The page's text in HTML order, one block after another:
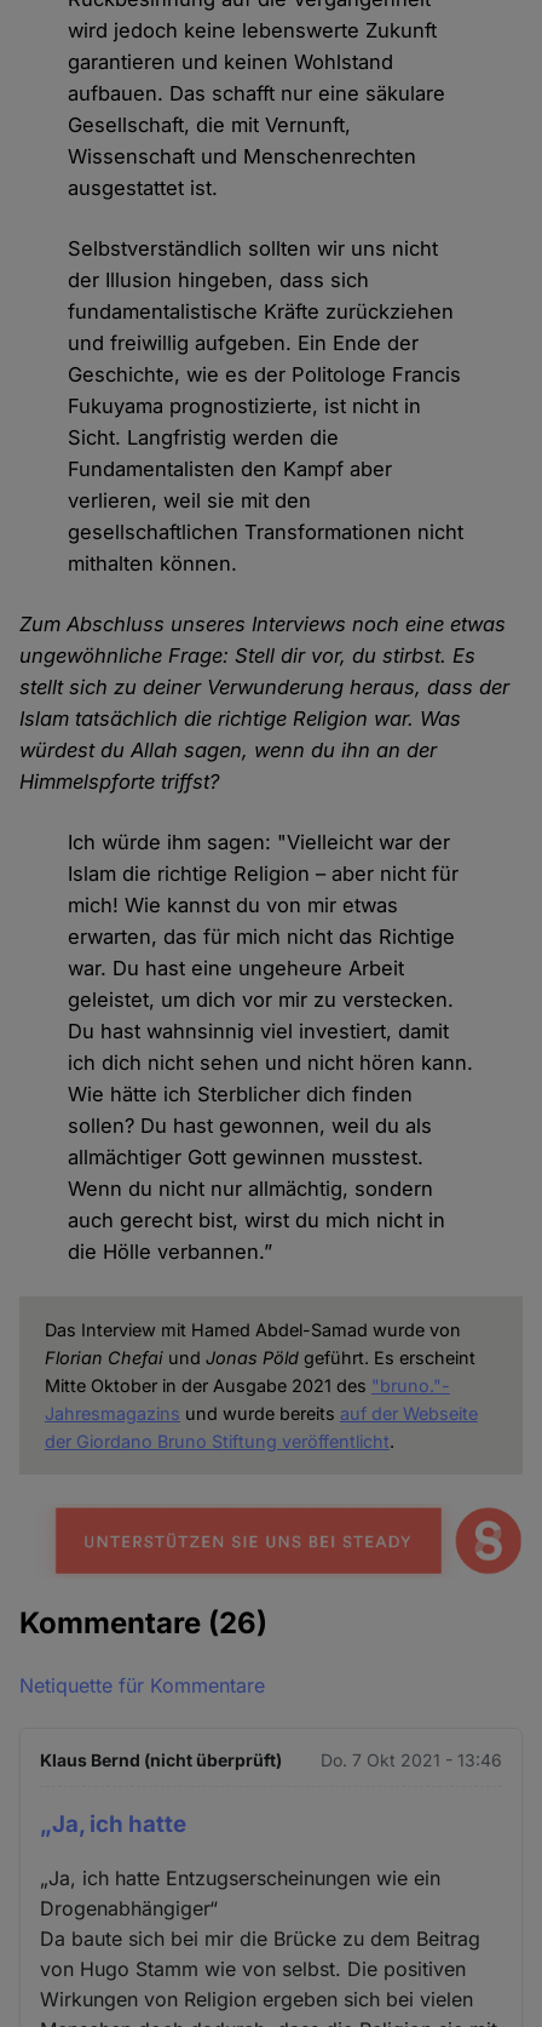
wird jedoch keine lebenswerte Zukunft
garantieren und keinen Wohlstand
aufbauen. Das schafft nur eine säkulare
Gesellschaft, die mit Vernunft,
Wissenschaft und Menschenrechten
ausgestattet ist.
Selbstverständlich sollten wir uns nicht
der Illusion hingeben, dass sich
fundamentalistische Kräfte zurückziehen
und freiwillig aufgeben. Ein Ende der
Geschichte, wie es der Politologe Francis
Fukuyama prognostizierte, ist nicht in
Sicht. Langfristig werden die
Fundamentalisten den Kampf aber
verlieren, weil sie mit den
gesellschaftlichen Transformationen nicht
mithalten können.
Zum Abschluss unseres Interviews noch eine etwas
ungewöhnliche Frage: Stell dir vor, du stirbst. Es
stellt sich zu deiner Verwunderung heraus, dass der
Islam tatsächlich die richtige Religion war. Was
würdest du Allah sagen, wenn du ihn an der
Himmelspforte triffst?
Ich würde ihm sagen: "Vielleicht war der
Islam die richtige Religion – aber nicht für
mich! Wie kannst du von mir etwas
erwarten, das für mich nicht das Richtige
war. Du hast eine ungeheure Arbeit
geleistet, um dich vor mir zu verstecken.
Du hast wahnsinnig viel investiert, damit
ich dich nicht sehen und nicht hören kann.
Wie hätte ich Sterblicher dich finden
sollen? Du hast gewonnen, weil du als
allmächtiger Gott gewinnen musstest.
Wenn du nicht nur allmächtig, sondern
auch gerecht bist, wirst du mich nicht in
die Hölle verbannen.”
Das Interview mit Hamed Abdel-Samad wurde von
Florian Chefaiund Jonas Pöldgeführt. Es erscheint
Mitte Oktober in der Ausgabe 2021 des "bruno."-
Jahresmagazins und wurde bereits auf der Webseite
der Giordano Bruno Stiftung veröffentlicht.
Kommentare (26)
Netiquette für Kommentare
Klaus Bernd (nicht überprüft) Do. 7 Okt 2021 - 13:46
„Ja, ich hatte
„Ja, ich hatte Entzugserscheinungen wie ein
Drogenabhängiger“
Da baute sich bei mir die Brücke zu dem Beitrag
von Hugo Stamm wie von selbst. Die positiven
Wirkungen von Religion ergeben sich bei vielen